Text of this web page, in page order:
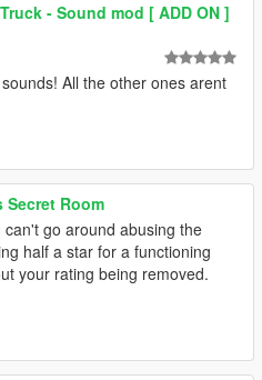
- Sound mod [ ADD ON ]
All the other ones arent
Secret Room
can't go around abusing the
half a star for a functioning
your rating being removed.